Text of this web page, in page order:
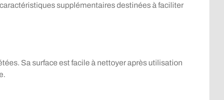
supplémentaires destinées à faciliter
Sa surface est facile à nettoyer après utilisation